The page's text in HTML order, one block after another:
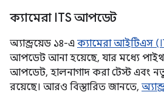
ক্যামেরা ITS আপডেট
অ্যান্ড্রয়েড ১৪-এ ক্যামেরা আইটিএস
আপডেট আনা হয়েছে, যার মধ্যে
আপডেট, হালনাগাদ করা টেস্ট এবং
রয়েছে। আরও বিস্তারিত জানতে,